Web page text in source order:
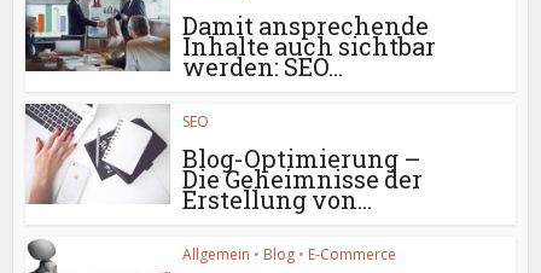
Damit ansprechende
Inhalte auch sichtbar
werden: SEO...
SEO
Blog-Optimierung –
Die Geheimnisse der
Erstellung von...
Allgemein • Blog • E-Commerce